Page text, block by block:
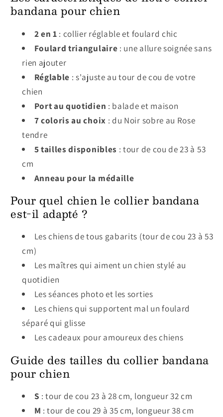
bandana pour chien
2 en 1 : collier réglable et foulard chic
Foulard triangulaire : une allure soignée sans
rien ajouter
Réglable : s'ajuste au tour de cou de votre
chien
Port au quotidien : balade et maison
7 coloris au choix : du Noir sobre au Rose
tendre
5 tailles disponibles : tour de cou de 23 à 53
cm
Anneau pour la médaille
Pour quel chien le collier bandana
est-il adapté ?
Les chiens de tous gabarits (tour de cou 23 à 53
cm)
Les maîtres qui aiment un chien stylé au
quotidien
Les séances photo et les sorties
Les chiens qui supportent mal un foulard
séparé qui glisse
Les cadeaux pour amoureux des chiens
Guide des tailles du collier bandana
pour chien
S : tour de cou 23 à 28 cm, longueur 32 cm
M : tour de cou 29 à 35 cm, longueur 38 cm